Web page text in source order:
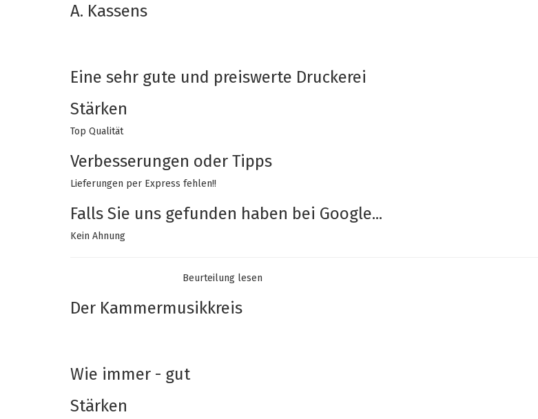
A. Kassens
Eine sehr gute und preiswerte Druckerei
Stärken
Top Qualität
Verbesserungen oder Tipps
Lieferungen per Express fehlen!!
Falls Sie uns gefunden haben bei Google...
Kein Ahnung
Beurteilung lesen
Der Kammermusikkreis
Wie immer - gut
Stärken